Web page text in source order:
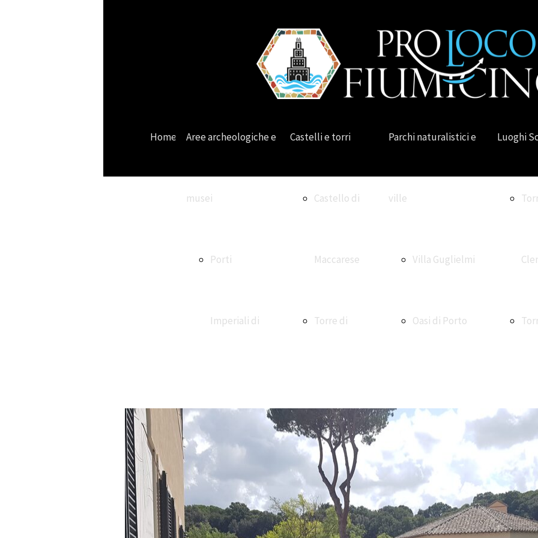
Home Aree archeologiche e
musei
Porti
Imperiali di
Traiano
Necropoli di
Castelli e torri
Castello di
Maccarese
Torre di
Torre e
borgo di
Parchi naturalistici e
ville
Villa Guglielmi
Oasi di Porto
Macchiagrande
Vasche di
Luoghi
La
La